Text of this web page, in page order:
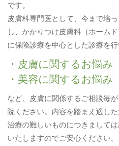
です。
皮膚科専門医として、今まで培
し、かかりつけ皮膚科（ホーム
に保険診療を中心とした診療を行
・皮膚に関するお悩み
・美容に関するお悩み
など、皮膚に関係するご相談毎
院ください。内容を踏まえ適し
治療の難しいものにつきまして
いたしますのでご安心ください。